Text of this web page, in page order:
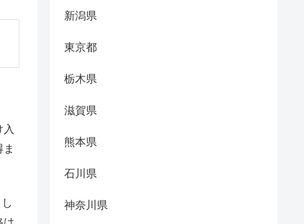
新潟県
東京都
栃木県
滋賀県
熊本県
石川県
神奈川県